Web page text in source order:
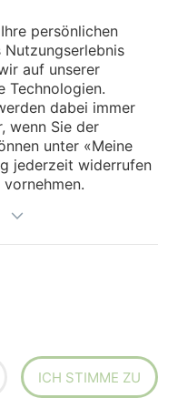
persönlichen
Nutzungserlebnis
auf unserer
Technologien.
dabei immer
wenn Sie der
unter «Meine
jederzeit widerrufen
ICH STIMME ZU